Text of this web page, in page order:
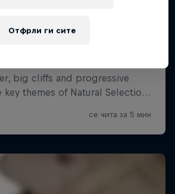
Отфрли ги сите